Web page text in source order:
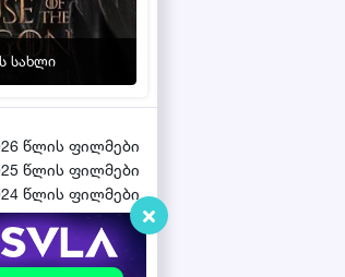
სახლი
წლის ფილმები
წლის ფილმები
წლის ფილმები